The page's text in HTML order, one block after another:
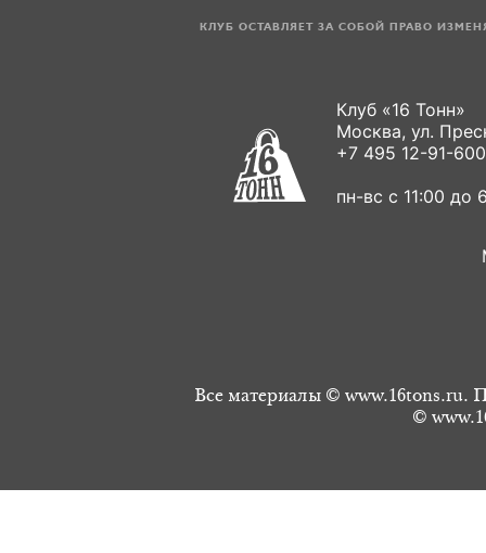
КЛУБ ОСТАВЛЯЕТ ЗА СОБОЙ ПРАВО
Клуб «16 Тонн»
Москва, ул.
+7 495 12-91-
пн-вс с 11:00 до
Все материалы © www.16tons.ru.
©